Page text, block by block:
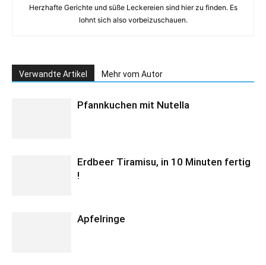
Herzhafte Gerichte und süße Leckereien sind hier zu finden. Es
lohnt sich also vorbeizuschauen.
Verwandte Artikel Mehr vom Autor
Pfannkuchen mit Nutella
Erdbeer Tiramisu, in 10 Minuten fertig
!
Apfelringe